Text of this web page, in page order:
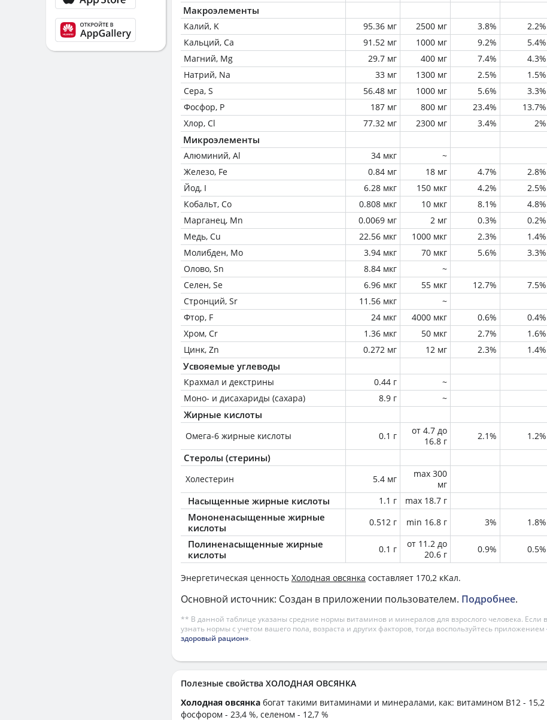
Макроэлементы
Калий, K 95.36 мг 2500 мг 3.8% 2.2%
Кальций, Ca
91.52 мг 1000 мг 9.2% 5.4%
Магний, Mg
29.7 мг 400 мг 7.4% 4.3%
Натрий, Na
33 мг 1300 мг 2.5% 1.5%
Сера, S
56.48 мг 1000 мг 5.6% 3.3%
Фосфор, P
187 мг 800 мг 23.4% 13.7%
Хлор, Cl
77.32 мг 2300 мг 3.4% 2%
Микроэлементы
Алюминий, Al 34 мкг
~
Железо, Fe
0.84 мг 18 мг 4.7% 2.8%
Йод, I
6.28 мкг 150 мкг 4.2% 2.5%
Кобальт, Co
0.808 мкг 10 мкг 8.1% 4.8%
Марганец, Mn
0.0069 мг 2 мг 0.3% 0.2%
Медь, Cu
22.56 мкг 1000 мкг 2.3% 1.4%
Молибден, Mo
3.94 мкг 70 мкг 5.6% 3.3%
Олово, Sn
8.84 мкг
~
Селен, Se
6.96 мкг 55 мкг 12.7% 7.5%
Стронций, Sr
11.56 мкг
~
Фтор, F
24 мкг 4000 мкг 0.6% 0.4%
Хром, Cr
1.36 мкг 50 мкг 2.7% 1.6%
Цинк, Zn
0.272 мг 12 мг 2.3% 1.4%
Усвояемые углеводы
Крахмал и декстрины 0.44 г
~
Моно- и дисахариды (сахара)
8.9 г ~
Жирные кислоты
Омега-6 жирные кислоты 0.1 г
от 4.7 до
16.8 г
2.1% 1.2%
Стеролы (стерины)
Холестерин 5.4 мг
max 300
мг
Насыщенные жирные кислоты 1.1 г max 18.7 г
Мононенасыщенные жирные
кислоты
0.512 г min 16.8 г 3% 1.8%
Полиненасыщенные жирные
кислоты
0.1 г
от 11.2 до
20.6 г
0.9% 0.5%
Энергетическая ценность Холодная овсянка составляет 170,2 кКал.
Основной источник: Создан в приложении пользователем. Подробнее.
** В данной таблице указаны средние нормы витаминов и минералов для взрослого человека. Если
узнать нормы с учетом вашего пола, возраста и других факторов, тогда воспользуйтесь приложением
здоровый рацион».
Полезные свойства ХОЛОДНАЯ ОВСЯНКА
Холодная овсянка богат такими витаминами и минералами, как: витамином B12 - 15,2
фосфором - 23,4 %, селеном - 12,7 %